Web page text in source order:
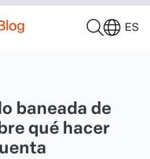
ES
baneada de
qué hacer